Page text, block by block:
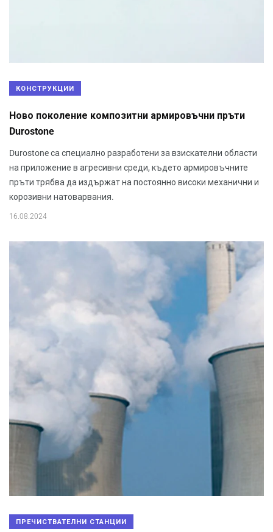
КОНСТРУКЦИИ
Ново поколение композитни армировъчни пръти
Durostone
Durostone са специално разработени за взискателни области
на приложение в агресивни среди, където армировъчните
пръти трябва да издържат на постоянно високи механични и
корозивни натоварвания.
16.08.2024
ПРЕЧИСТВАТЕЛНИ СТАНЦИИ